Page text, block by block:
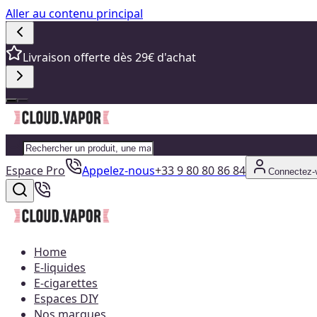
Aller au contenu principal
Livraison offerte dès 29€ d'achat
Espace Pro Appelez-nous+33 9 80 80 86 84 Connectez-
Home
E-liquides
E-cigarettes
Espaces DIY